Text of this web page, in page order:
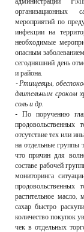
организационных
мероприятий по
инфекции на
необходимые
опасным
сегодняшний день
и района.
- Ртищевцы,
длительным сроком
соль и др.
- По поручению
продовольственных
отсутствие тех или
на отдельные группы
что причин для
составе рабочей
мониторинга
продовольственных
растительное
сахар быстро
количество покупок
чек в отдельных